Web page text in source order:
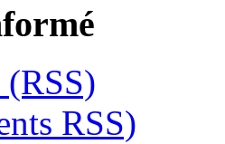
RSS)